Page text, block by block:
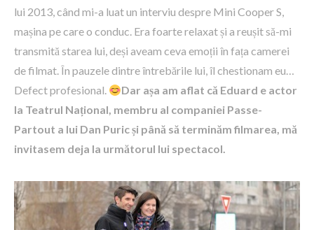
lui 2013, când mi-a luat un interviu despre Mini Cooper S,
mașina pe care o conduc. Era foarte relaxat și a reușit să-mi
transmită starea lui, deși aveam ceva emoții în fața camerei
de filmat. În pauzele dintre întrebările lui, îl chestionam eu…
Defect profesional.
Dar așa am aflat că Eduard e actor
la Teatrul Național, membru al companiei Passe-
Partout a lui Dan Puric și până să terminăm filmarea, mă
invitasem deja la următorul lui spectacol.